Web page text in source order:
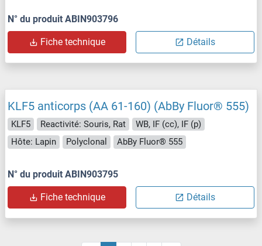
N° du produit ABIN903796
Fiche technique Détails
KLF5 anticorps (AA 61-160) (AbBy Fluor® 555)
KLF5 Reactivité: Souris, Rat
WB, IF (cc), IF (p)
Hôte: Lapin
Polyclonal AbBy Fluor® 555
N° du produit ABIN903795
Fiche technique Détails